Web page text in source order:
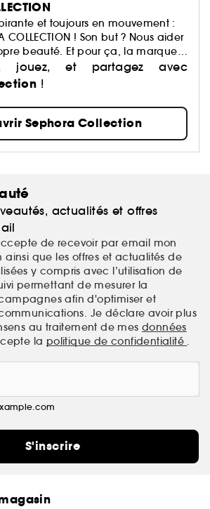
et toujours en mouvement :
COLLECTION ! Son but ? Nous aider
beauté. Et pour ça, la marque
des centaines de produits : du
du capillaire au parfum, du
alimentaires,… Avec pour
une beauté performante.
jouez, et partagez avec
!
Sephora Collection
actualités et offres
de recevoir par email mon
que les offres et actualités de
y compris avec l’utilisation de
permettant de mesurer la
afin d'optimiser et
Je déclare avoir plus
au traitement de mes données
la politique de confidentialité .
S'inscrire